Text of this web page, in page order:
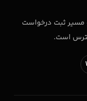
مسیر ثبت درخواست
است.